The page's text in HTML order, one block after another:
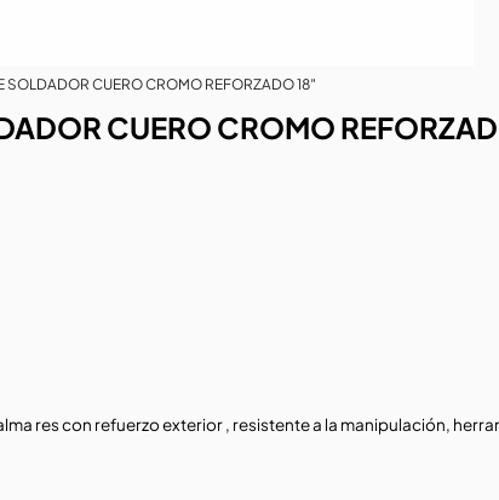
SOLDADOR CUERO CROMO REFORZADO 18″
CUERO CROMO
res con refuerzo exterior , resistente a la manipulación,